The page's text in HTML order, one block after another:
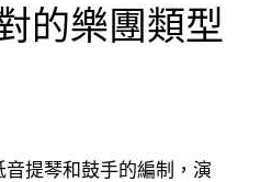
的樂團類型
提琴和鼓手的編制，演